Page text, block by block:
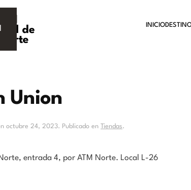
INICIO
Union
octubre 24, 2023. Publicado en Tiendas.
entrada 4, por ATM Norte. Local L-26